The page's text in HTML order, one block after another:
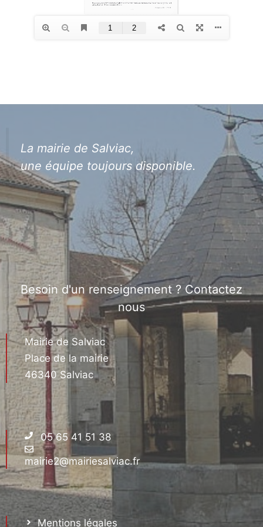
La mairie de Salviac,
une équipe toujours disponible.
Besoin d'un renseignement ? Contactez
nous
Mairie de Salviac
Place de la mairie
46340 Salviac
05 65 41 51 38
mairie2@mairiesalviac.fr
Mentions légales